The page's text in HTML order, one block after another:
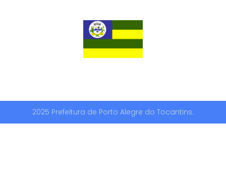
2025 Prefeitura de Porto Alegre do Tocantins.